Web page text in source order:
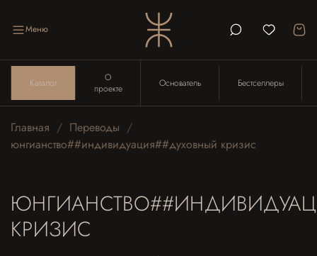
Меню
Каталог
О
проекте
Основатель Бестселлеры
Главная
Переводы
юнгианство##индивидуация##духовный кризис
КРИЗИС